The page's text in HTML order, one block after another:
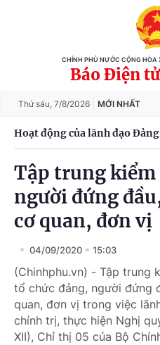
CHÍNH PHỦ NƯỚC CỘNG
Báo Điện
Thứ sáu, 7/8/2026 MỚI NHẤT
Hoạt động của lãnh đạo
Tập trung
người đứng
cơ quan, đơn vị
04/09/2020 15:03
(Chinhphu.vn) - Tập trung
tổ chức đảng, người đứng
quan, đơn vị trong việc
chính trị, thực hiện Nghị
XII), Chỉ thị 05 của Bộ